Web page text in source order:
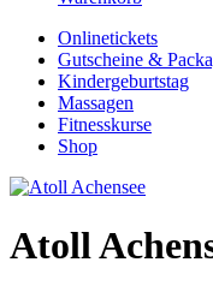
Onlinetickets
Gutscheine &
Kindergeburtstag
Massagen
Fitnesskurse
Shop
Atoll